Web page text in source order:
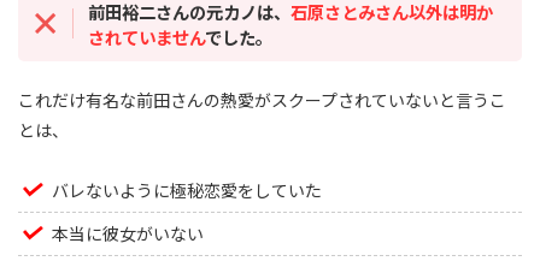
前田裕二さんの元カノは、石原さとみさん以外は明か
されていませんでした。
これだけ有名な前田さんの熱愛がスクープされていないと言うこ
とは、
バレないように極秘恋愛をしていた
本当に彼女がいない